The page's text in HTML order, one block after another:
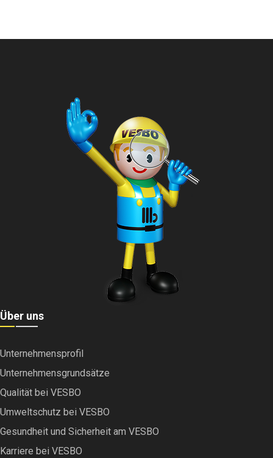
Über uns
Unternehmensprofil
Unternehmensgrundsätze
Qualität bei VESBO
Umweltschutz bei VESBO
Gesundheit und Sicherheit am VESBO
Karriere bei VESBO